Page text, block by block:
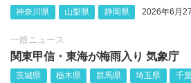
神奈川県 山梨県 静岡県 2026年6月
一般ニュース
関東甲信・東海が梅雨入り 気象庁
茨城県 栃木県 群馬県 埼玉県 千